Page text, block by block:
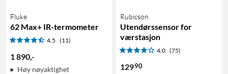
Fluke
62 Max+ IR-termometer
4.5 (11)
1 890,-
Høy nøyaktighet
Rubicson
Utendørssensor for
værstasjon
4.0 (75)
12990